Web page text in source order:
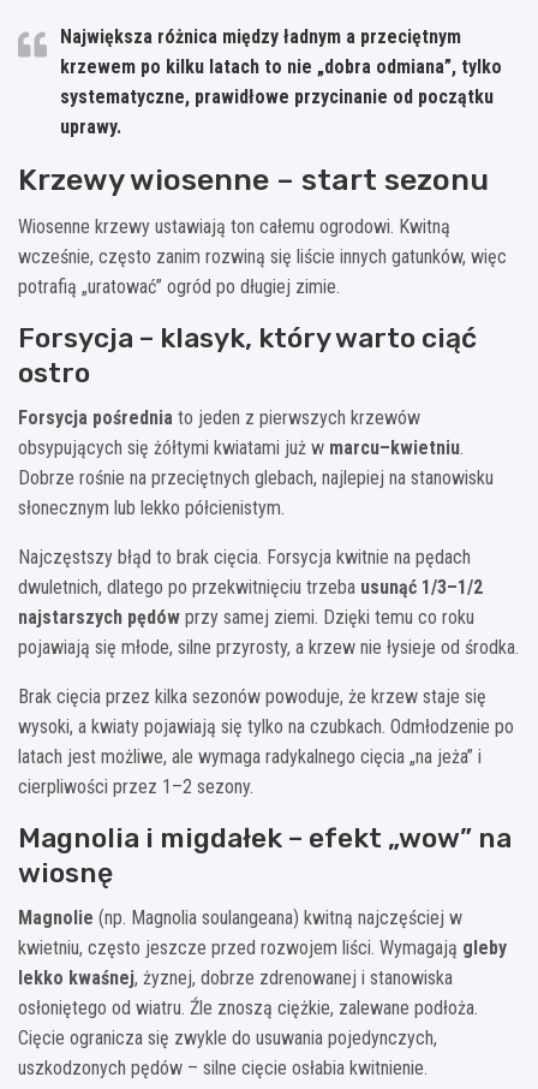
Największa różnica między ładnym a przeciętnym
krzewem po kilku latach to nie „dobra odmiana”, tylko
systematyczne, prawidłowe przycinanie od początku
uprawy.
Krzewy wiosenne – start sezonu
Wiosenne krzewy ustawiają ton całemu ogrodowi. Kwitną
wcześnie, często zanim rozwiną się liście innych gatunków, więc
potrafią „uratować” ogród po długiej zimie.
Forsycja – klasyk, który warto ciąć
ostro
Forsycja pośrednia to jeden z pierwszych krzewów
obsypujących się żółtymi kwiatami już w marcu–kwietniu.
Dobrze rośnie na przeciętnych glebach, najlepiej na stanowisku
słonecznym lub lekko półcienistym.
Najczęstszy błąd to brak cięcia. Forsycja kwitnie na pędach
dwuletnich, dlatego po przekwitnięciu trzeba usunąć 1/3–1/2
najstarszych pędów przy samej ziemi. Dzięki temu co roku
pojawiają się młode, silne przyrosty, a krzew nie łysieje od środka.
Brak cięcia przez kilka sezonów powoduje, że krzew staje się
wysoki, a kwiaty pojawiają się tylko na czubkach. Odmłodzenie po
latach jest możliwe, ale wymaga radykalnego cięcia „na jeża” i
cierpliwości przez 1–2 sezony.
Magnolia i migdałek – efekt „wow” na
wiosnę
Magnolie (np. Magnolia soulangeana) kwitną najczęściej w
kwietniu, często jeszcze przed rozwojem liści. Wymagają gleby
lekko kwaśnej, żyznej, dobrze zdrenowanej i stanowiska
osłoniętego od wiatru. Źle znoszą ciężkie, zalewane podłoża.
Cięcie ogranicza się zwykle do usuwania pojedynczych,
uszkodzonych pędów – silne cięcie osłabia kwitnienie.